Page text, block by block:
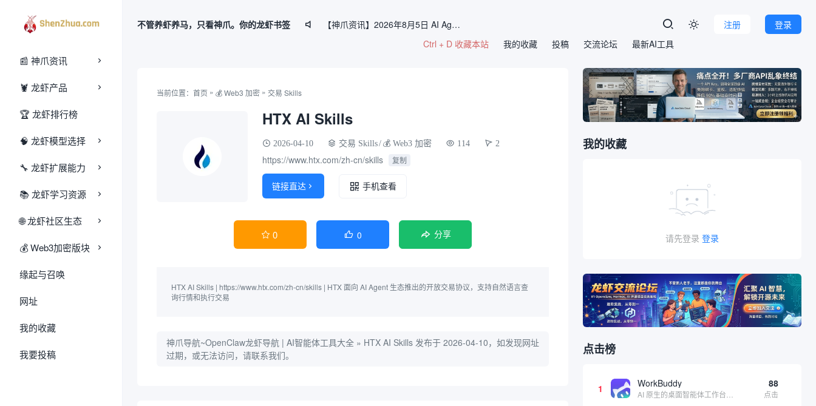
📰 神爪资讯
🦞 龙虾产品
🏆 龙虾排行榜
🧠 龙虾模型选择
🔧 龙虾扩展能力
📚 龙虾学习资源
🌐 龙虾社区生态
‌💰‌ Web3加密版块
缘起与召唤
网址
我的收藏
我要投稿
不管养虾养马，只看神爪。你的龙虾书签 
【神爪资讯】2026年8月5日 AI Agent 生态日报
神爪资讯 · 2026年8月4日：阿里Qwen3.8-Max开源、Kimi K3全球最大参数模型、QClaw内测启动
登录
注册

我的收藏 投稿 交流论坛 最新AI工具
Ctrl + D 收藏本站
当前位置： 首页 » ‌💰‌ Web3 加密 » 交易 Skills
HTX AI Skills
2026-04-10 交易 Skills/ ‌💰‌ Web3 加密 114 2
https://www.htx.com/zh-cn/skills 复制
链接直达  手机查看
 0  0 分享
HTX AI Skills | https://www.htx.com/zh-cn/skills | HTX 面向 AI Agent 生态推出的开放交易协议，支持自然语言查
询行情和执行交易
神爪导航~OpenClaw龙虾导航 | AI智能体工具大全 » HTX AI Skills 发布于 2026-04-10，如发现网址
过期，或无法访问，请联系我们。
我的收藏
请先登录 登录
点击榜
1 WorkBuddy 88
点击